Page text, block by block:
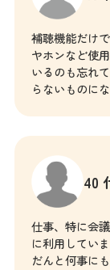
補聴機能だけ
ヤホンなど使
いるのも忘れ
らないものに
仕事、特に会
に利用してい
だんと何事に